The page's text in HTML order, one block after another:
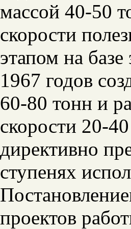
массой 40-50
скорости
этапом на
1967 годов
60-80 тонн и
скорости 20-
директивно
ступенях
проектов